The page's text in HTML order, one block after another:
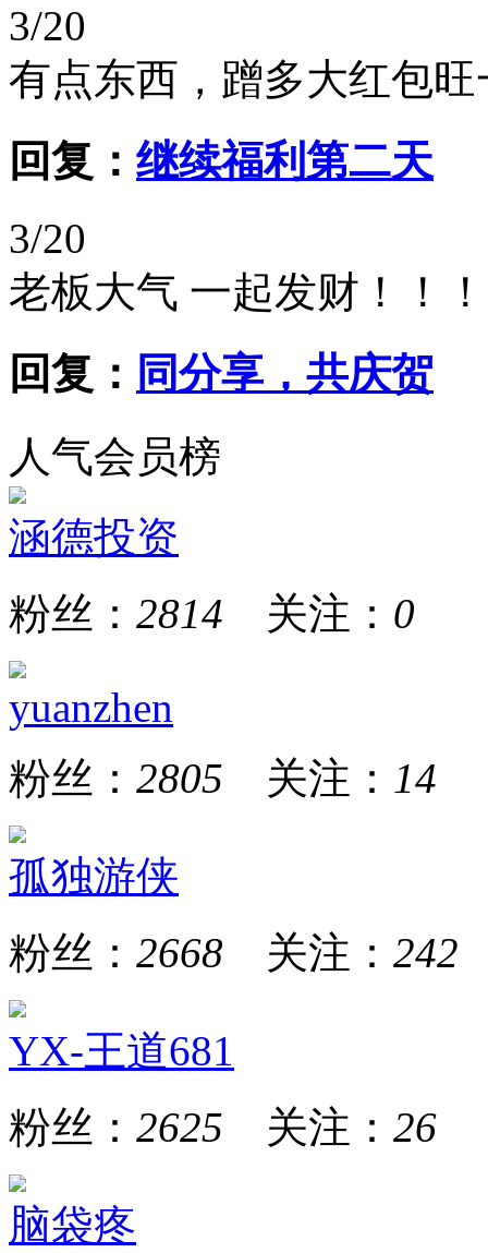
3/20
有点东西，蹭多大红包旺
回复： 继续福利第二天
3/20
老板大气 一起发财！！
回复： 同分享，共庆贺
人气会员榜
涵德投资
粉丝： 2814 关注： 0
yuanzhen
粉丝： 2805 关注： 14
孤独游侠
粉丝： 2668 关注： 242
YX-王道681
粉丝： 2625 关注： 26
脑袋疼